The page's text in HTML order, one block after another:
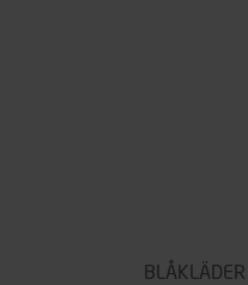
BLÅKLÄDER